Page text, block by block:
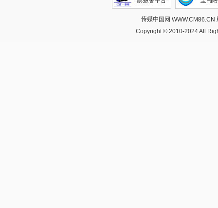
传媒中国网
Copyright © 2010-2024 All